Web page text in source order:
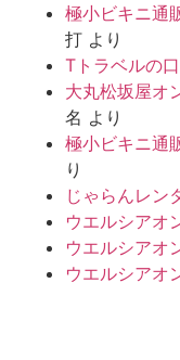
極小ビキニ通
打 より
Tトラベルの口
大丸松坂屋オ
名 より
極小ビキニ通
り
じゃらんレン
ウエルシアオ
ウエルシアオ
ウエルシアオ